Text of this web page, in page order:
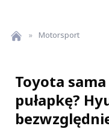
» Motorsport
Toyota
pułapkę?